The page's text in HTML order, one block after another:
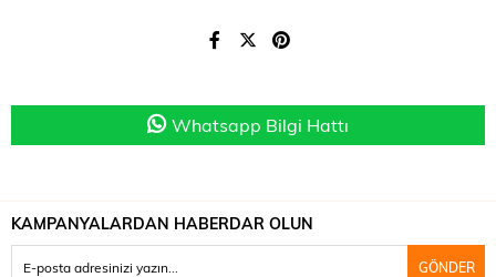
Whatsapp Bilgi Hattı
KAMPANYALARDAN HABERDAR OLUN
GÖNDER